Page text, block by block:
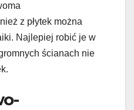
z płytek można
Najlepiej robić je w
ścianach nie